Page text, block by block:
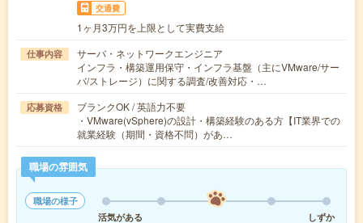
交通費
1ヶ月3万円を上限として実費支給
仕事内容
サーバ・ネットワークエンジニア
インフラ・構築運用保守・インフラ基盤（主にVMware/サー
バ/ストレージ）に関する調査/改善対応・…
応募資格
ブランクOK / 英語力不要
・VMware(vSphere)の設計・構築経験のある方【IT業界での
就業経験（期間・資格不問）があ…
職場の雰囲気
職場の様子
活気がある
しずか